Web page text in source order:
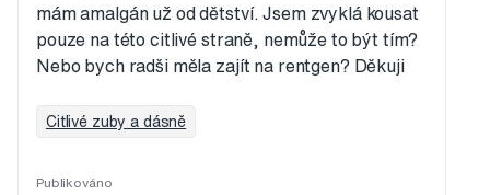
mám amalgán už od dětství. Jsem zvyklá kousat
pouze na této citlivé straně, nemůže to být tím?
Nebo bych radši měla zajít na rentgen? Děkuji
Citlivé zuby a dásně
Publikováno